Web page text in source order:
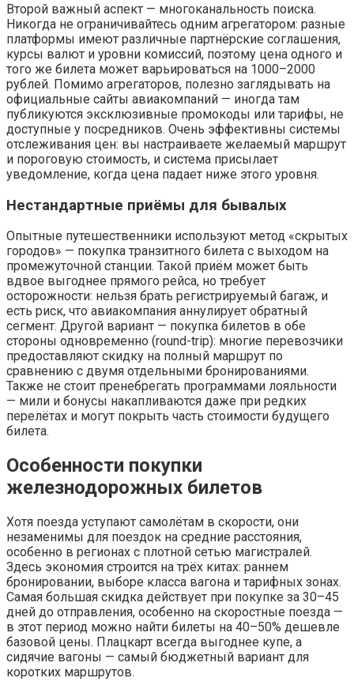
Второй важный аспект — многоканальность поиска.
Никогда не ограничивайтесь одним агрегатором: разные
платформы имеют различные партнёрские соглашения,
курсы валют и уровни комиссий, поэтому цена одного и
того же билета может варьироваться на 1000–2000
рублей. Помимо агрегаторов, полезно заглядывать на
официальные сайты авиакомпаний — иногда там
публикуются эксклюзивные промокоды или тарифы, не
доступные у посредников. Очень эффективны системы
отслеживания цен: вы настраиваете желаемый маршрут
и пороговую стоимость, и система присылает
уведомление, когда цена падает ниже этого уровня.
Нестандартные приёмы для бывалых
Опытные путешественники используют метод «скрытых
городов» — покупка транзитного билета с выходом на
промежуточной станции. Такой приём может быть
вдвое выгоднее прямого рейса, но требует
осторожности: нельзя брать регистрируемый багаж, и
есть риск, что авиакомпания аннулирует обратный
сегмент. Другой вариант — покупка билетов в обе
стороны одновременно (round-trip): многие перевозчики
предоставляют скидку на полный маршрут по
сравнению с двумя отдельными бронированиями.
Также не стоит пренебрегать программами лояльности
— мили и бонусы накапливаются даже при редких
перелётах и могут покрыть часть стоимости будущего
билета.
Особенности покупки
железнодорожных билетов
Хотя поезда уступают самолётам в скорости, они
незаменимы для поездок на средние расстояния,
особенно в регионах с плотной сетью магистралей.
Здесь экономия строится на трёх китах: раннем
бронировании, выборе класса вагона и тарифных зонах.
Самая большая скидка действует при покупке за 30–45
дней до отправления, особенно на скоростные поезда —
в этот период можно найти билеты на 40–50% дешевле
базовой цены. Плацкарт всегда выгоднее купе, а
сидячие вагоны — самый бюджетный вариант для
коротких маршрутов.